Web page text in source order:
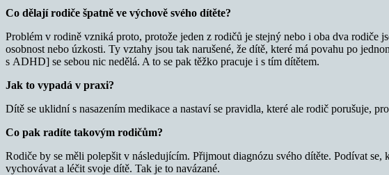
Co dělají rodiče špatně ve výchově svého dítěte?
Problém v rodině vzniká proto, protože jeden z rodičů je stejný nebo i oba dva
osobnost nebo úzkosti. Ty vztahy jsou tak narušené, že dítě, které má povahu po
s ADHD] se sebou nic nedělá. A to se pak těžko pracuje i s tím dítětem.
Jak to vypadá v praxi?
Dítě se uklidní s nasazením medikace a nastaví se pravidla, které ale rodič porušuje,
Co pak radíte takovým rodičům?
Rodiče by se měli polepšit v následujícím. Přijmout diagnózu svého dítěte. Podívat
vychovávat a léčit svoje dítě. Tak je to navázané.